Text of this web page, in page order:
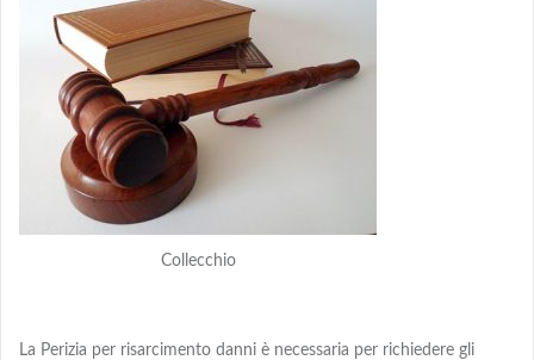
Collecchio
La Perizia per risarcimento danni è necessaria per richiedere gli